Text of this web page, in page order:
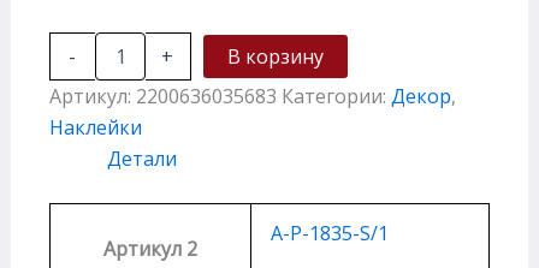
- +
В корзину
Артикул: 2200636035683 Категории: Декор,
Наклейки
Детали
Артикул 2
A-P-1835-S/1